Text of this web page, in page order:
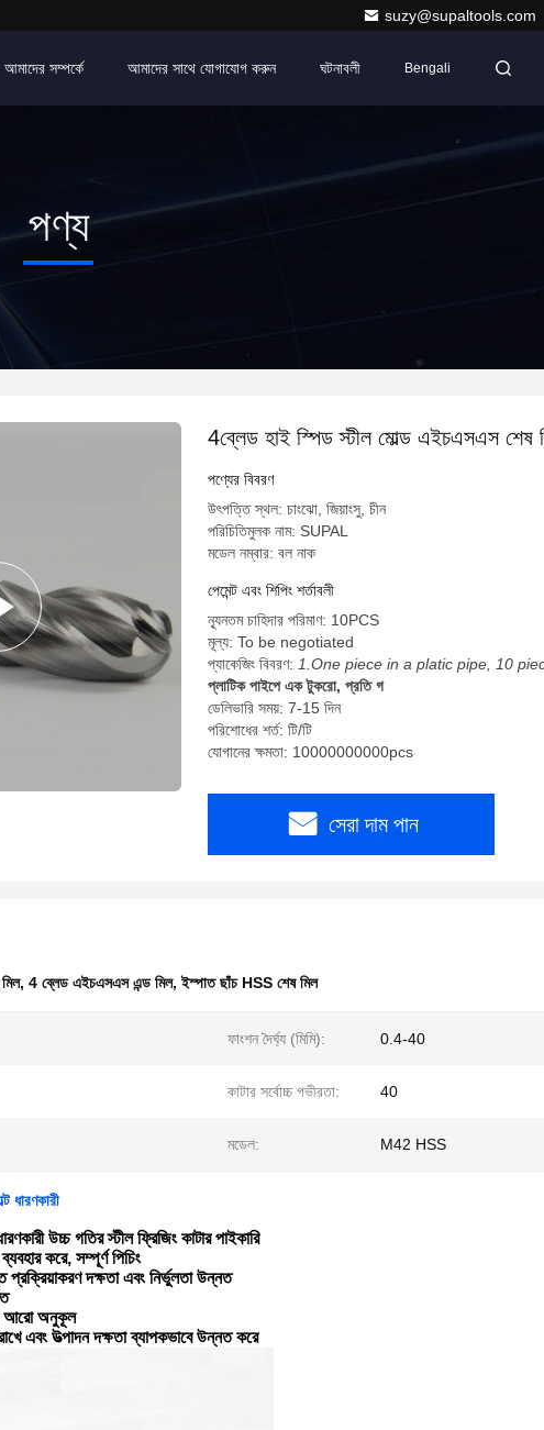
suzy@supaltools.com
আমাদের সম্পর্কে আমাদের সাথে যোগাযোগ করুন ঘটনাবলী Bengali
পণ্য
4ব্লেড হাই স্পিড স্টীল মোল্ড এইচএসএস শেষ
পণ্যের বিবরণ
উৎপত্তি স্থল: চাংঝো, জিয়াংসু, চীন
পরিচিতিমুলক নাম: SUPAL
মডেল নম্বার: বল নাক
পেমেন্ট এবং শিপিং শর্তাবলী
ন্যূনতম চাহিদার পরিমাণ: 10PCS
মূল্য: To be negotiated
প্যাকেজিং বিবরণ: 1.One piece in a platic pipe, 10
প্লাটিক পাইপে এক টুকরো, প্রতি গ
ডেলিভারি সময়: 7-15 দিন
পরিশোধের শর্ত: টি/টি
যোগানের ক্ষমতা: 10000000000pcs
সেরা দাম পান
, 4 ব্লেড এইচএসএস এন্ড মিল,ইস্পাত ছাঁচ HSS শেষ মিল
ফাংশন দৈর্ঘ্য (মিমি): 0.4-40
কাটার সর্বোচ্চ গভীরতা: 40
মডেল: M42 HSS
ধারণকারী
উচ্চ গতির স্টীল ফ্রিজিং কাটার পাইকারি
করে, সম্পূর্ণ পিচিং
প্রক্রিয়াকরণ দক্ষতা এবং নির্ভুলতা উন্নত
আরো অনুকূল
এবং উত্পাদন দক্ষতা ব্যাপকভাবে উন্নত করে